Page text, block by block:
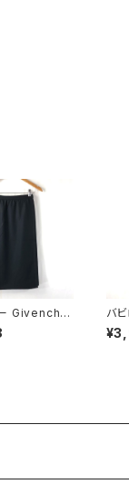
Givenchy
ト 巻きス
サイズ 90
バ
デニ
ル